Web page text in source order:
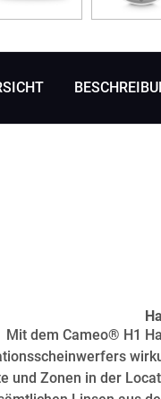
Mit dem Cameo® H1
und Zonen in der